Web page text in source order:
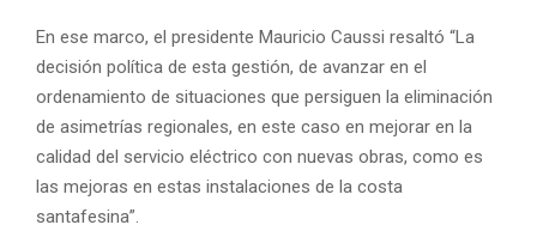
En ese marco, el presidente Mauricio Caussi resaltó “La
decisión política de esta gestión, de avanzar en el
ordenamiento de situaciones que persiguen la eliminación
de asimetrías regionales, en este caso en mejorar en la
calidad del servicio eléctrico con nuevas obras, como es
las mejoras en estas instalaciones de la costa
santafesina”.